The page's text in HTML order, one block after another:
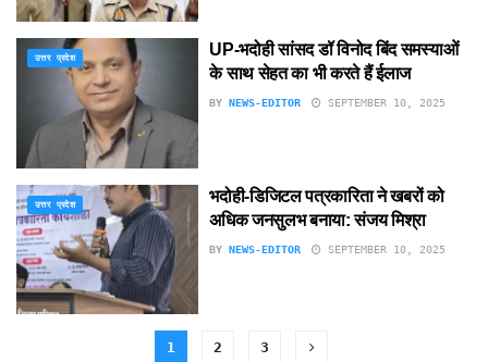
उत्तर प्रदेश
UP-भदोही सांसद डॉ विनोद बिंद समस्याओं
के साथ सेहत का भी करते हैं ईलाज
BY NEWS-EDITOR SEPTEMBER 10, 2025
उत्तर प्रदेश
भदोही-डिजिटल पत्रकारिता ने खबरों को
अधिक जनसुलभ बनाया: संजय मिश्रा
BY NEWS-EDITOR SEPTEMBER 10, 2025
1 2 3